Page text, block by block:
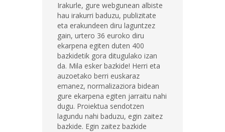
Irakurle, gure webgunean albiste
hau irakurri baduzu, publizitate
eta erakundeen diru laguntzez
gain, urtero 36 euroko diru
ekarpena egiten duten 400
bazkidetik gora ditugulako izan
da. Mila esker bazkide! Herri eta
auzoetako berri euskaraz
emanez, normalizaziora bidean
gure ekarpena egiten jarraitu nahi
dugu. Proiektua sendotzen
lagundu nahi baduzu, egin zaitez
bazkide. Egin zaitez bazkide